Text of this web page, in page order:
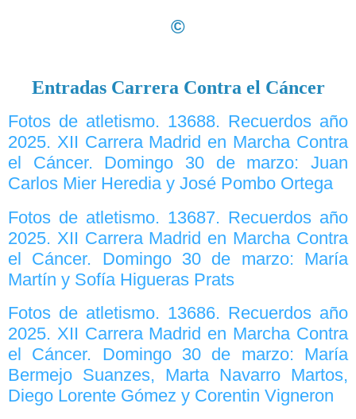
©
Entradas Carrera Contra el Cáncer
Fotos de atletismo. 13688. Recuerdos año
2025. XII Carrera Madrid en Marcha Contra
el Cáncer. Domingo 30 de marzo: Juan
Carlos Mier Heredia y José Pombo Ortega
Fotos de atletismo. 13687. Recuerdos año
2025. XII Carrera Madrid en Marcha Contra
el Cáncer. Domingo 30 de marzo: María
Martín y Sofía Higueras Prats
Fotos de atletismo. 13686. Recuerdos año
2025. XII Carrera Madrid en Marcha Contra
el Cáncer. Domingo 30 de marzo: María
Bermejo Suanzes, Marta Navarro Martos,
Diego Lorente Gómez y Corentin Vigneron